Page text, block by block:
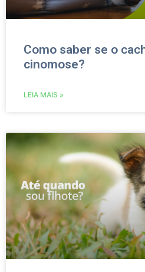
Como saber se o
cinomose?
LEIA MAIS »